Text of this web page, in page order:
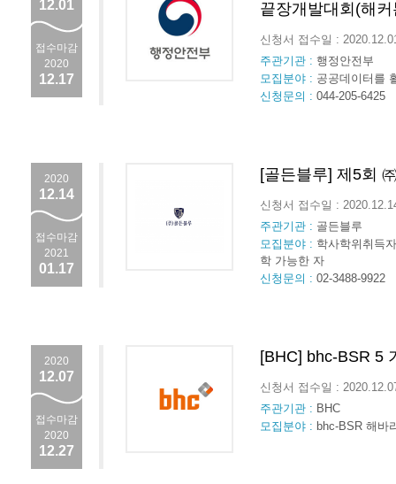
12.01
접수마감
2020
12.17
끝장개발대회(해커
신청서 접수일 :
주관기관 : 행정안전부
모집분야 : 공공데이터를
신청문의 : 044-205-6425
2020
12.14
접수마감
2021
01.17
[골든블루] 제5회
신청서 접수일 :
주관기관 : 골든블루
모집분야 : 학사학위취득
학 가능한 자
신청문의 : 02-3488-9922
2020
12.07
접수마감
2020
12.27
[BHC] bhc-BSR 5
신청서 접수일 :
주관기관 : BHC
모집분야 : bhc-BSR 해바